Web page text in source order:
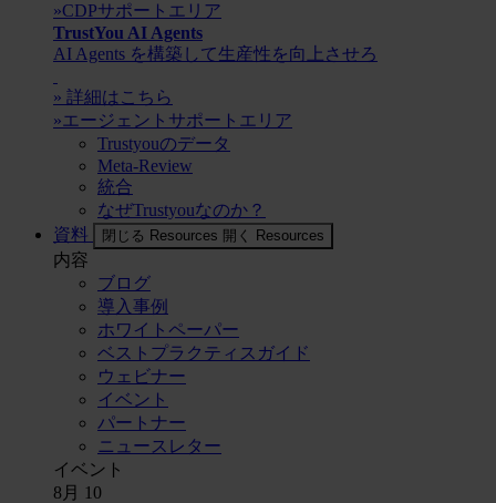
»CDPサポートエリア
TrustYou AI Agents
AI Agents を構築して生産性を向上させろ
» 詳細はこちら
»エージェントサポートエリア
Trustyouのデータ
Meta-Review
統合
なぜTrustyouなのか？
資料
閉じる Resources 開く Resources
内容
ブログ
導入事例
ホワイトペーパー
ベストプラクティスガイド
ウェビナー
イベント
パートナー
ニュースレター
イベント
8月
10